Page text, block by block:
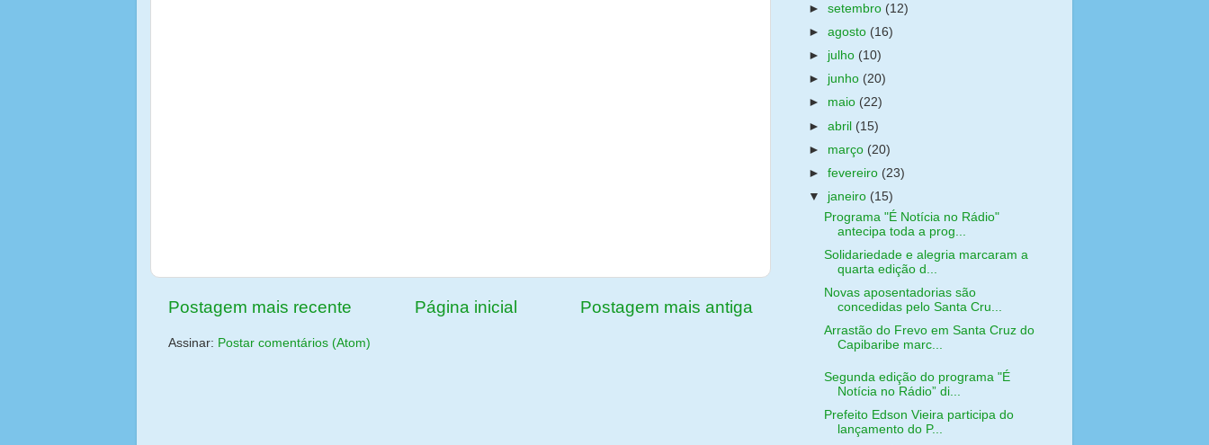
Postagem mais recente Postagem mais antiga
Página inicial
Assinar: Postar comentários (Atom)
►setembro (12)
►agosto (16)
► julho (10)
► junho (20)
► maio (22)
►abril (15)
► março (20)
►fevereiro (23)
▼ janeiro (15)
Programa "É Notícia no Rádio"
antecipa toda a prog...
Solidariedade e alegria marcaram a
quarta edição d...
Novas aposentadorias são
concedidas pelo Santa Cru...
Arrastão do Frevo em Santa Cruz do
Capibaribe marc...
Segunda edição do programa "É
Notícia no Rádio” di...
Prefeito Edson Vieira participa do
lançamento do P...